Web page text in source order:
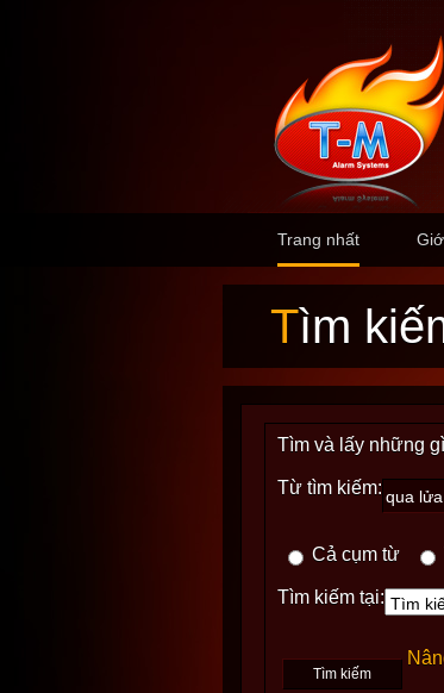
Trang nhất
Tìm
Tìm và lấy những
Từ tìm kiếm:
Cả cụm từ
Tìm kiếm tại: